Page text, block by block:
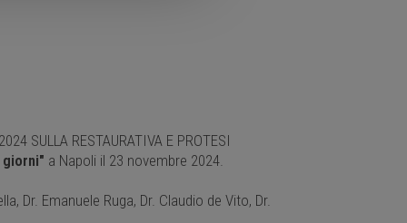
SULLA RESTAURATIVA E PROTESI
a Napoli il 23 novembre 2024.
Dr. Emanuele Ruga, Dr. Claudio de Vito, Dr.